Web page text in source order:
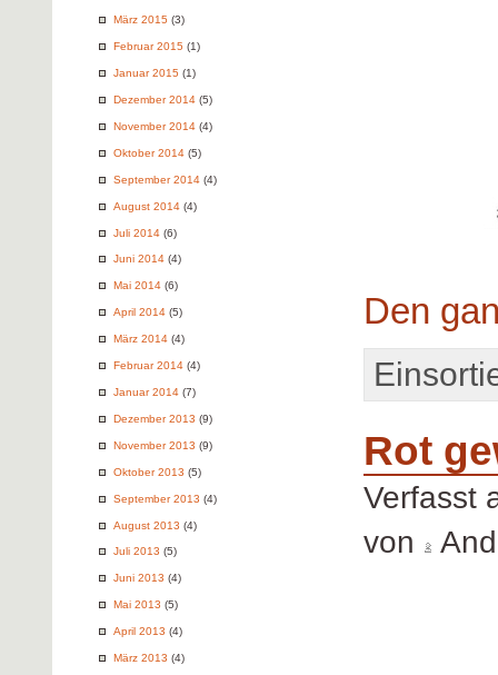
März 2015 (3)
Februar 2015 (1)
Januar 2015 (1)
Dezember 2014 (5)
November 2014 (4)
Oktober 2014 (5)
September 2014 (4)
August 2014 (4)
Juli 2014 (6)
Juni 2014 (4)
Mai 2014 (6)
April 2014 (5)
März 2014 (4)
Februar 2014 (4)
Januar 2014 (7)
Dezember 2013 (9)
November 2013 (9)
Oktober 2013 (5)
September 2013 (4)
August 2013 (4)
Juli 2013 (5)
Juni 2013 (4)
Mai 2013 (5)
April 2013 (4)
März 2013 (4)
Den
Rot
Verfasst
von